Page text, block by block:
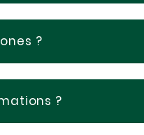
?
?